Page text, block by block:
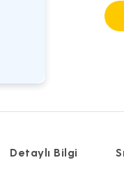
Detaylı Bilgi